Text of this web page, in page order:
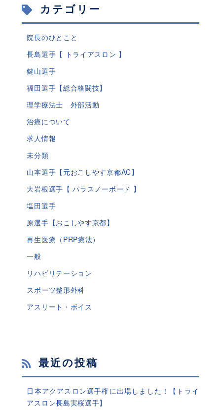
カテゴリー
院長のひとこと
長島選手【 トライアスロン 】
鍵山選手
福田選手【総合格闘技】
理学療法士 外部活動
治療について
求人情報
未分類
山本選手【元おこしやす京都AC】
大岩根選手【 パラスノーボード 】
塩田選手
原選手【おこしやす京都】
再生医療（PRP療法）
一般
リハビリテーション
スポーツ整形外科
アスリート・ボイス
最近の投稿
日本アクアスロン選手権に出場しました！【トライ
アスロン長島実桜選手】